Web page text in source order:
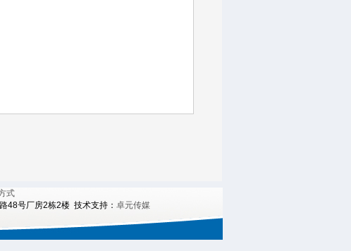
式
48号厂房2栋2楼 技术支持： 卓元传媒